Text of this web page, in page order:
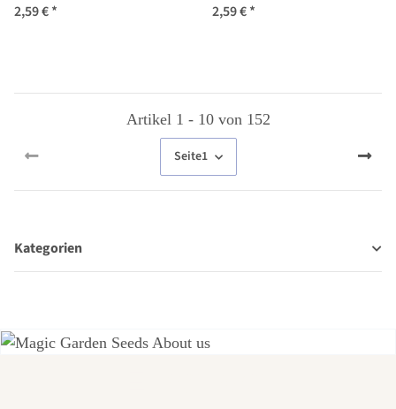
Pear Drops' (Solanum
2,59 €*
lycopersicum) Bio-
2,59 €*
Artikel 1 - 10 von 152
Seite1
Kategorien